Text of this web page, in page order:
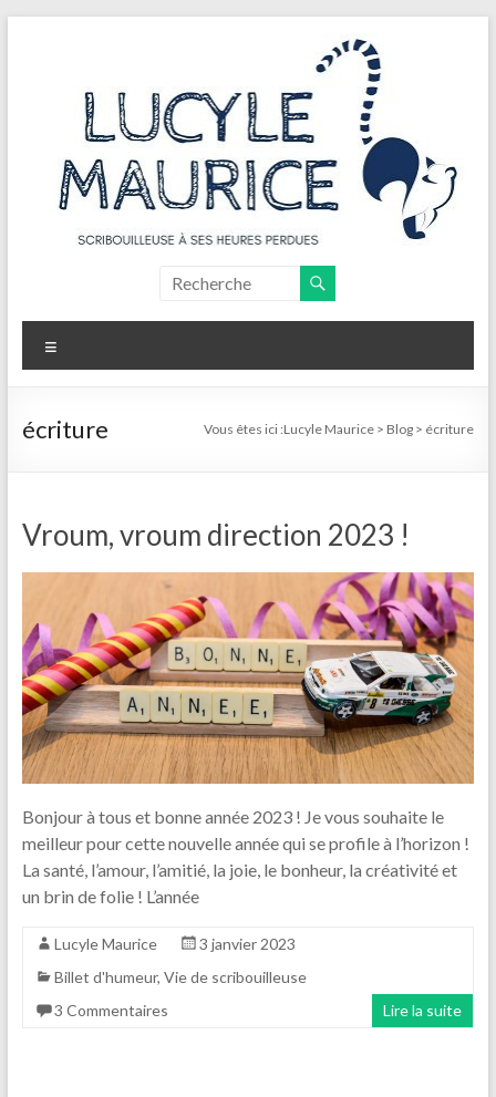
Maurice
Scribouilleuse
ses
écriture Vous êtes ici :Lucyle Maurice > Blog > écriture
Vroum, vroum direction 2023 !
Bonjour à tous et bonne année 2023 ! Je vous souhaite le
meilleur pour cette nouvelle année qui se profile à l’horizon !
La santé, l’amour, l’amitié, la joie, le bonheur, la créativité et
un brin de folie ! L’année
Lucyle Maurice
3 janvier 2023
Billet d'humeur, Vie de scribouilleuse
3 Commentaires
Lire la suite